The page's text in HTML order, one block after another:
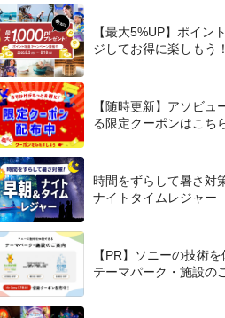
【最大5%UP】ポイン
ジしてお得に楽しもう！
【随時更新】アソビュ
る限定クーポンはこち
時間をずらして暑さ対
ナイトタイムレジャー
【PR】ソニーの技術
テーマパーク・施設の